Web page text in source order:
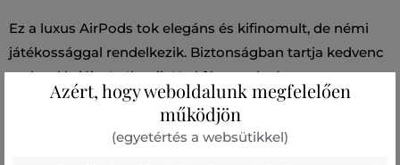
Ez a luxus AirPods tok elegáns és kifinomult, de némi
játékossággal rendelkezik. Biztonságban tartja kedvenc
technológiáit. Az Ikonik Karl fém nyakpánt a
kapcsoláson továbbfejleszti ennek az alapvető utazási
kiegészítőnek a funkcionalitását.
Azért, hogy weboldalunk megfelelően
működjön
(egyetértés a websütikkel)